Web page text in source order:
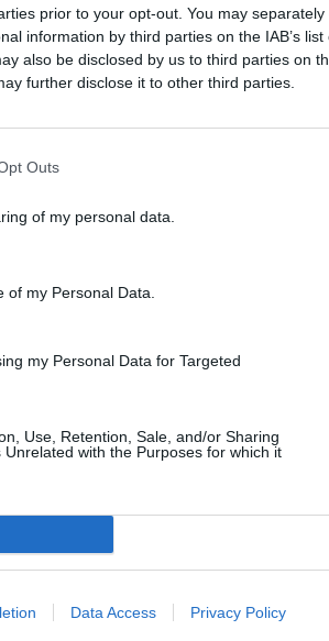
prior to your opt-out. You may
information by third parties on the IAB’s list
also be disclosed by us to third parties on
further disclose it to other third parties.
Outs
of my personal data.
my Personal Data.
my Personal Data for Targeted
Use, Retention, Sale, and/or Sharing
with the Purposes for which it
Data Access Privacy Policy
3 juillet 2013 - 18 h 16 min
je vais vous
du vécu)
nombre de
simpliste des
3 juillet 2013 - 19 h 06 min
plus facile de
de
pour
RÉPONDRE